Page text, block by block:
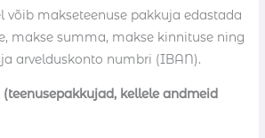
võib makseteenuse pakkuja edastada
makse summa, makse kinnituse ning
arvelduskonto numbri (IBAN).
kellele andmeid